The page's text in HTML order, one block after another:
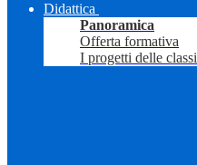
Didattica
Panoramica
Offerta formativa
I progetti delle classi